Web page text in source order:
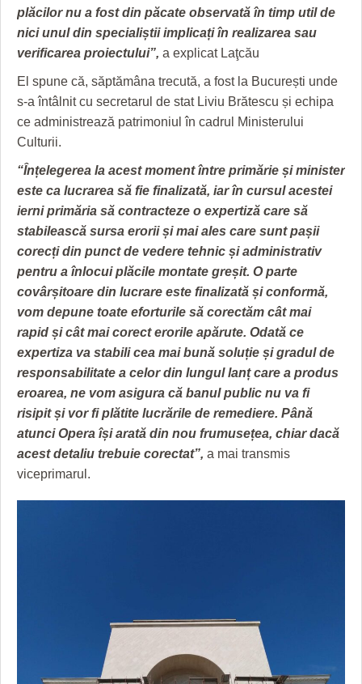
plăcilor nu a fost din păcate observată în timp util de
nici unul din specialiștii implicați în realizarea sau
verificarea proiectului”, a explicat Laţcău
El spune că, săptămâna trecută, a fost la București unde
s-a întâlnit cu secretarul de stat Liviu Brătescu și echipa
ce administrează patrimoniul în cadrul Ministerului
Culturii.
“Înțelegerea la acest moment între primărie și minister
este ca lucrarea să fie finalizată, iar în cursul acestei
ierni primăria să contracteze o expertiză care să
stabilească sursa erorii și mai ales care sunt pașii
corecți din punct de vedere tehnic și administrativ
pentru a înlocui plăcile montate greșit. O parte
covârșitoare din lucrare este finalizată și conformă,
vom depune toate eforturile să corectăm cât mai
rapid și cât mai corect erorile apărute. Odată ce
expertiza va stabili cea mai bună soluție și gradul de
responsabilitate a celor din lungul lanț care a produs
eroarea, ne vom asigura că banul public nu va fi
risipit și vor fi plătite lucrările de remediere. Până
atunci Opera își arată din nou frumusețea, chiar dacă
acest detaliu trebuie corectat”, a mai transmis
viceprimarul.